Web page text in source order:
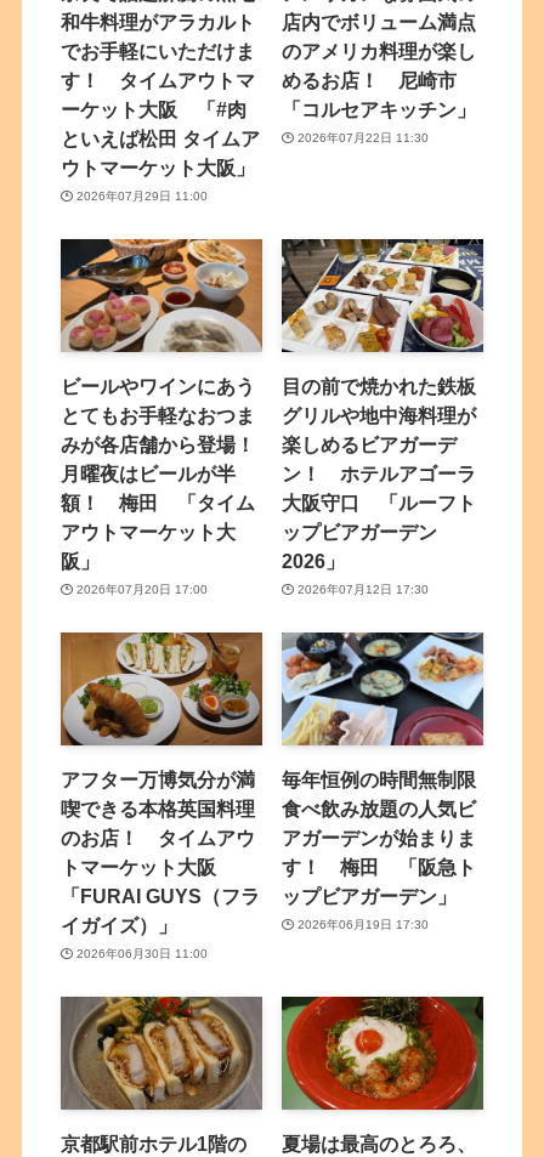
和牛料理がアラカルト
でお手軽にいただけま
す！ タイムアウトマ
ーケット大阪 「#肉
といえば松田 タイムア
ウトマーケット大阪」
2026年07月29日 11:00
店内でボリューム満点
のアメリカ料理が楽し
めるお店！ 尼崎市
「コルセアキッチン」
2026年07月22日 11:30
ビールやワインにあう
とてもお手軽なおつま
みが各店舗から登場！
月曜夜はビールが半
額！ 梅田 「タイム
アウトマーケット大
阪」
2026年07月20日 17:00
目の前で焼かれた鉄板
グリルや地中海料理が
楽しめるビアガーデ
ン！ ホテルアゴーラ
大阪守口 「ルーフト
ップビアガーデン
2026」
2026年07月12日 17:30
アフター万博気分が満
喫できる本格英国料理
のお店！ タイムアウ
トマーケット大阪
「FURAI GUYS（フラ
イガイズ）」
2026年06月30日 11:00
毎年恒例の時間無制限
食べ飲み放題の人気ビ
アガーデンが始まりま
す！ 梅田 「阪急ト
ップビアガーデン」
2026年06月19日 17:30
京都駅前ホテル1階の
夏場は最高のとろろ、